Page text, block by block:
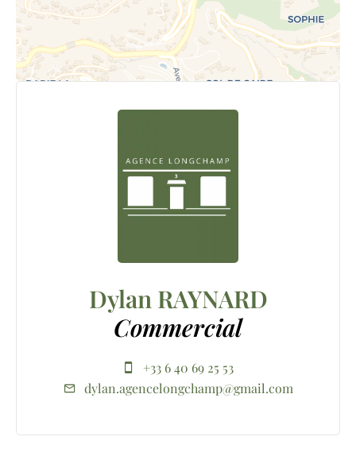
Dylan RAYNARD
Commercial
+33 6 40 69 25 53
dylan.agencelongchamp@gmail.com